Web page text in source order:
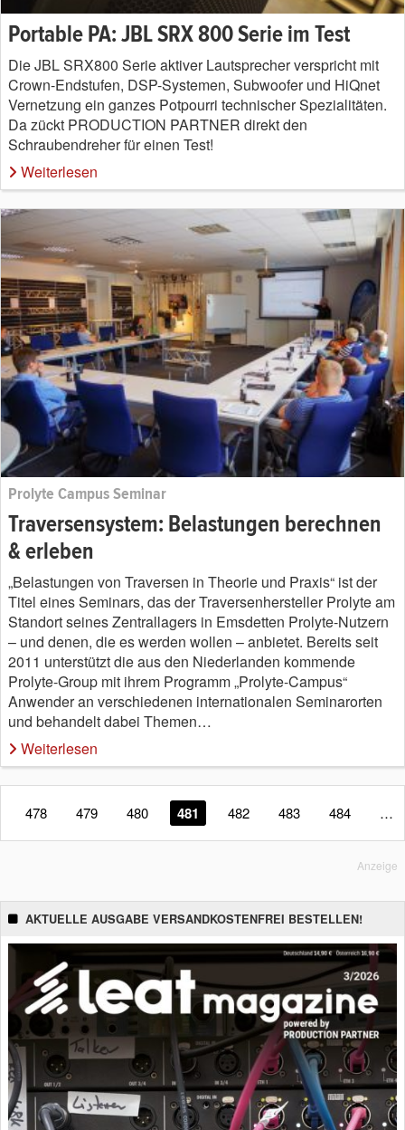
Portable PA: JBL SRX 800 Serie im Test
Die JBL SRX800 Serie aktiver Lautsprecher verspricht mit
Crown-Endstufen, DSP-Systemen, Subwoofer und HiQnet
Vernetzung ein ganzes Potpourri technischer Spezialitäten.
Da zückt PRODUCTION PARTNER direkt den
Schraubendreher für einen Test!
Weiterlesen
Prolyte Campus Seminar
Traversensystem: Belastungen berechnen
& erleben
„Belastungen von Traversen in Theorie und Praxis“ ist der
Titel eines Seminars, das der Traversenhersteller Prolyte am
Standort seines Zentrallagers in Emsdetten Prolyte-Nutzern
– und denen, die es werden wollen – anbietet. Bereits seit
2011 unterstützt die aus den Niederlanden kommende
Prolyte-Group mit ihrem Programm „Prolyte-Campus“
Anwender an verschiedenen internationalen Seminarorten
und behandelt dabei Themen…
Weiterlesen
478 479 480 481 482 483 484 …
Anzeige
AKTUELLE AUSGABE VERSANDKOSTENFREI BESTELLEN!